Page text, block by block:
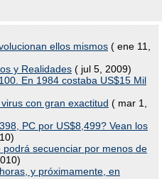
ellos mismos ( ene 11,
y Realidades ( jul 5, 2009)
En 1984 costaba US$15 Mil
con gran exactitud ( mar 1,
PC por US$8,499? Vean los
secuenciar por menos de
y próximamente, en